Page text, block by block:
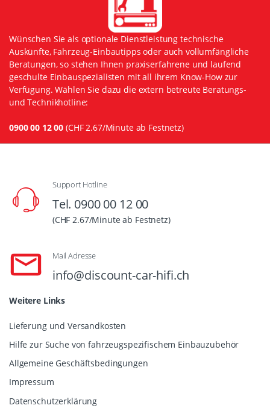
Wünschen Sie als optionale Dienstleistung technische
Auskünfte, Fahrzeug-Einbautipps oder auch vollumfängliche
Beratungen, so stehen Ihnen praxiserfahrene und laufend
geschulte Einbauspezialisten mit all ihrem Know-How zur
Verfügung. Wählen Sie dazu die extern betreute Beratungs-
und Technikhotline:
0900 00 12 00 (CHF 2.67/Minute ab Festnetz)
Support Hotline
Tel. 0900 00 12 00
(CHF 2.67/Minute ab Festnetz)
Mail Adresse
info@discount-car-hifi.ch
Weitere Links
Lieferung und Versandkosten
Hilfe zur Suche von fahrzeugspezifischem Einbauzubehör
Allgemeine Geschäftsbedingungen
Impressum
Datenschutzerklärung